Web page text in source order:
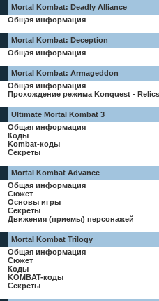
Mortal Kombat: Deadly Alliance
Общая информация
Mortal Kombat: Deception
Общая информация
Mortal Kombat: Armageddon
Общая информация
Прохождение режима Konquest - Relics
Ultimate Mortal Kombat 3
Общая информация
Коды
Kombat-коды
Секреты
Mortal Kombat Advance
Общая информация
Сюжет
Основы игры
Секреты
Движения (приемы) персонажей
Mortal Kombat Trilogy
Общая информация
Сюжет
Коды
KOMBAT-коды
Секреты